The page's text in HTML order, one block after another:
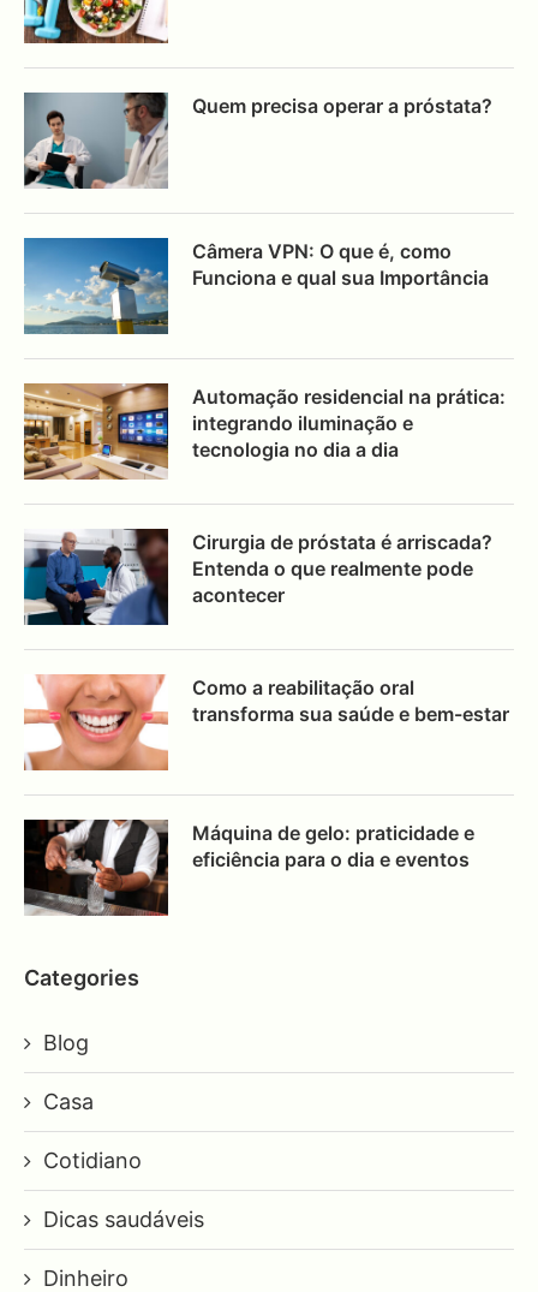
Quem precisa operar a próstata?
Câmera VPN: O que é, como
Funciona e qual sua Importância
Automação residencial na prática:
integrando iluminação e
tecnologia no dia a dia
Cirurgia de próstata é arriscada?
Entenda o que realmente pode
acontecer
Como a reabilitação oral
transforma sua saúde e bem-estar
Máquina de gelo: praticidade e
eficiência para o dia e eventos
Categories
Blog
Casa
Cotidiano
Dicas saudáveis
Dinheiro